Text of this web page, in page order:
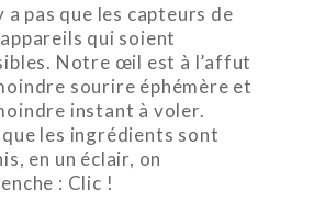
a pas que les capteurs de
qui soient
Notre œil est à l’affut
sourire éphémère et
instant à voler.
que les ingrédients sont
en un éclair, on
: Clic !